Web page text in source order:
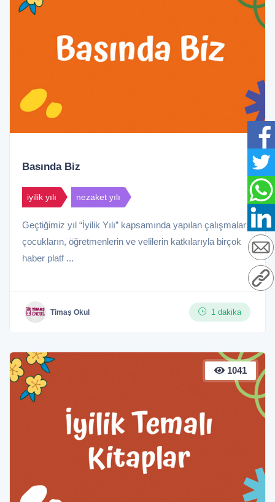
Basında Biz
iyilik yılı nezaket yılı
Geçtiğimiz yıl “İyilik Yılı” kapsamında yapılan çalışmalar;
çocukların, öğretmenlerin ve velilerin katkılarıyla birçok
haber platf ...
Timaş Okul 1 dakika
1041